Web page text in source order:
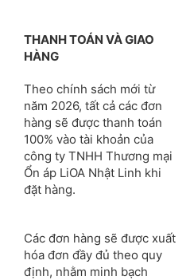
THANH TOÁN VÀ GIAO
HÀNG
Theo chính sách mới từ
năm 2026, tất cả các đơn
hàng sẽ được thanh toán
100% vào tài khoản của
công ty TNHH Thương mại
Ổn áp LiOA Nhật Linh khi
đặt hàng.
Các đơn hàng sẽ được xuất
hóa đơn đầy đủ theo quy
định, nhằm minh bạch